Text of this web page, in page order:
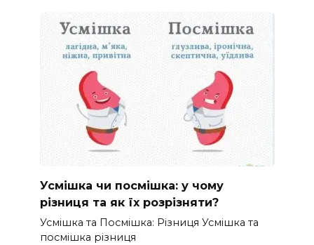
Усмішка чи посмішка: у чому
різниця та як їх розрізняти?
Усмішка та Посмішка: Різниця Усмішка та
посмішка різниця